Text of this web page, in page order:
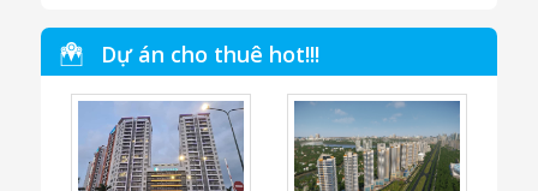
Dự án cho thuê hot!!!